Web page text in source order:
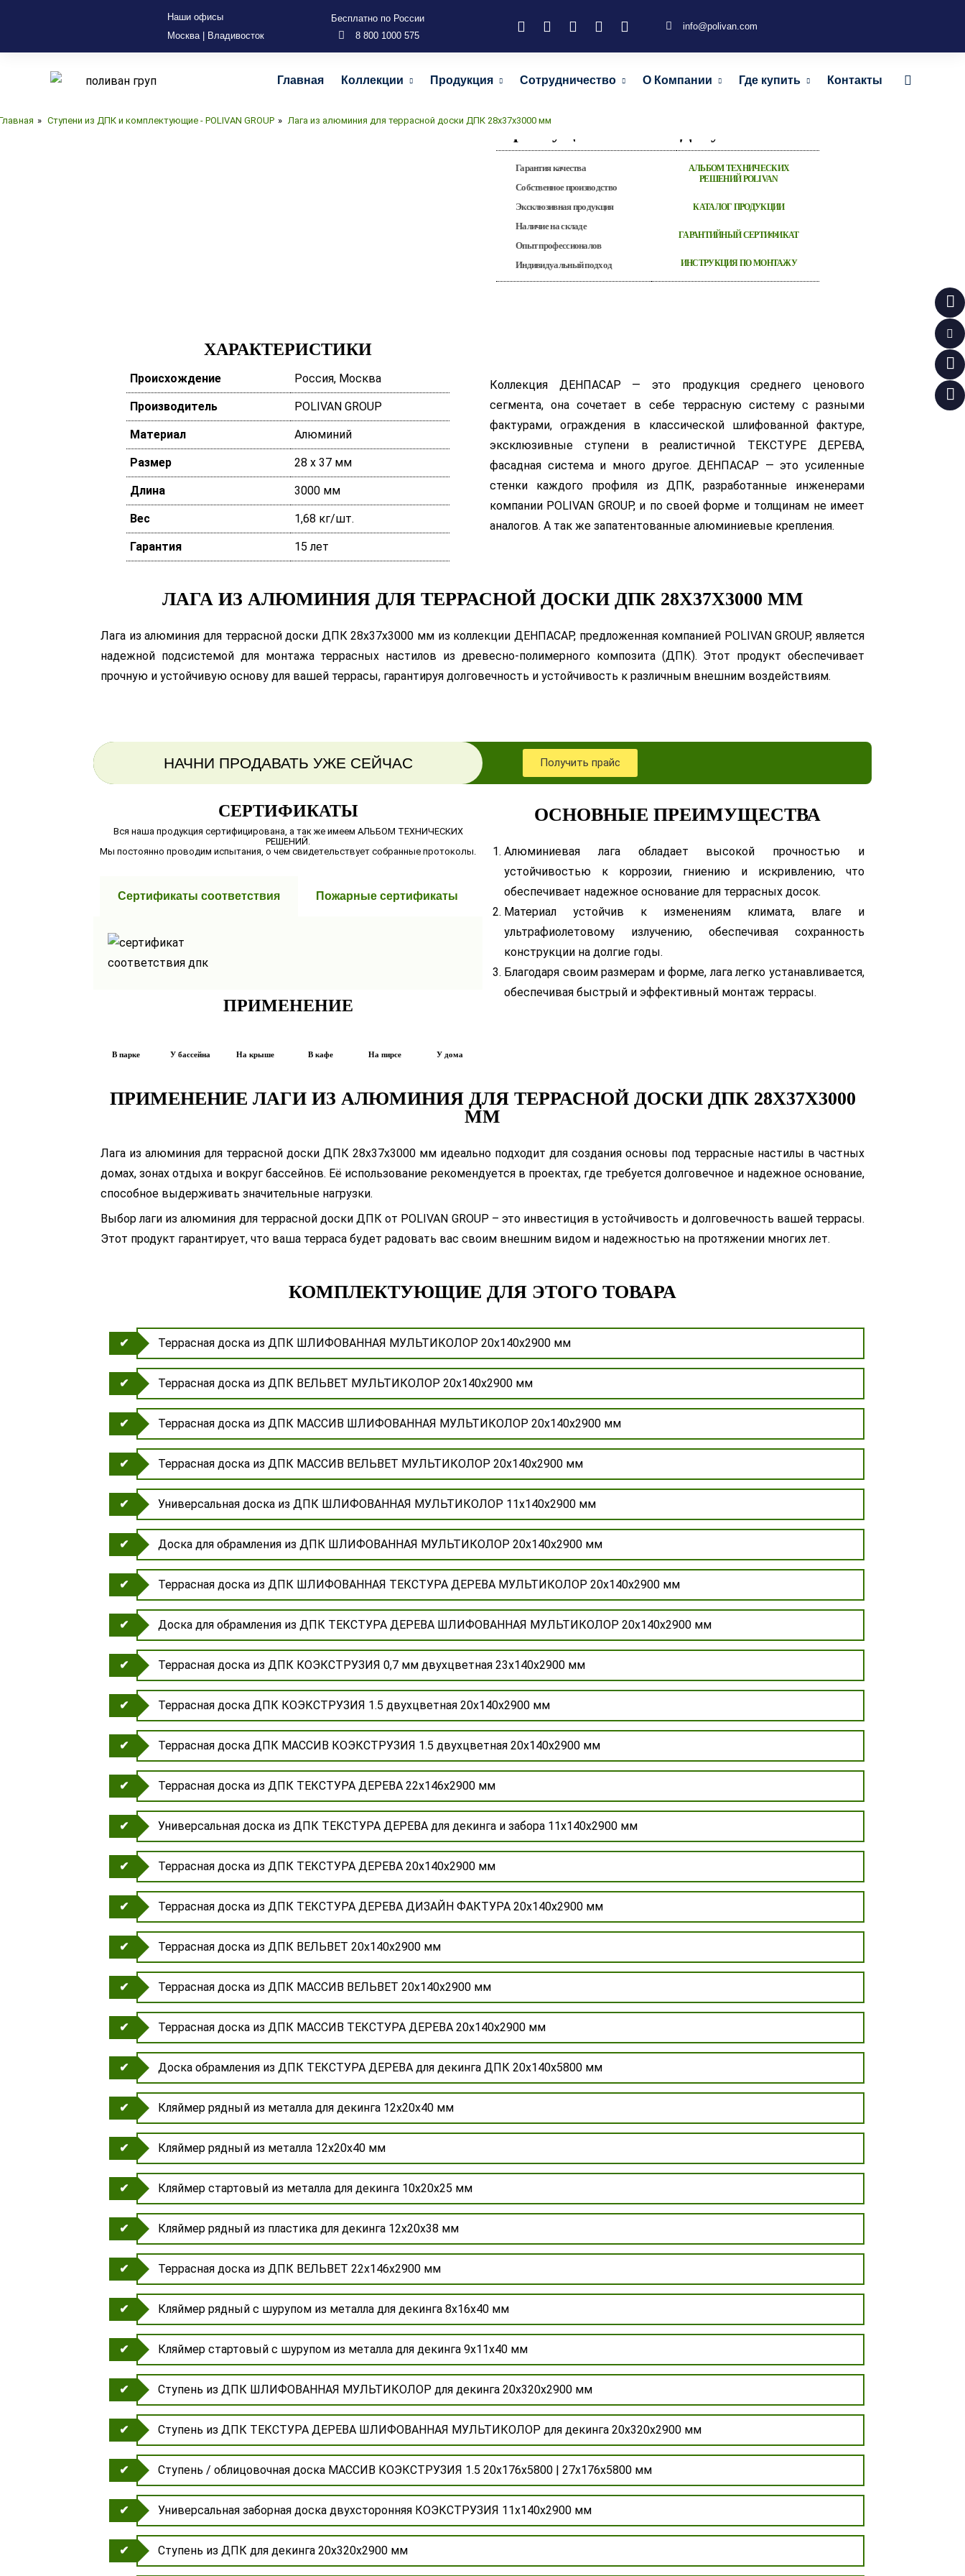
Наши офисы
Москва | Владивосток
Бесплатно по России
8 800 1000 575
info@polivan.com
Главная Коллекции Продукция Сотрудничество О Компании Где купить Контакты
» Ступени из ДПК и комплектующие - POLIVAN GROUP » Лага из алюминия для террасной доски ДПК 28х37х3000 мм
Лага из алюминия для террасной доски
ДПК 28х37х3000 мм
Гарантия качества
Собственное производство
Эксклюзивная продукция
Наличие на складе
Опыт профессионалов
Индивидуальный подход
АЛЬБОМ ТЕХНИЧЕСКИХ
РЕШЕНИЙ POLIVAN
КАТАЛОГ ПРОДУКЦИИ
ГАРАНТИЙНЫЙ СЕРТИФИКАТ
ИНСТРУКЦИЯ ПО МОНТАЖУ
ХАРАКТЕРИСТИКИ
Происхождение Россия, Москва
Производитель POLIVAN GROUP
Материал Алюминий
Размер 28 х 37 мм
Длина 3000 мм
Вес 1,68 кг/шт.
Гарантия 15 лет
Коллекция ДЕНПАСАР — это продукция среднего ценового
сегмента, она сочетает в себе террасную систему с разными
фактурами, ограждения в классической шлифованной фактуре,
эксклюзивные ступени в реалистичной ТЕКСТУРЕ ДЕРЕВА,
фасадная система и много другое. ДЕНПАСАР — это усиленные
стенки каждого профиля из ДПК, разработанные инженерами
компании POLIVAN GROUP, и по своей форме и толщинам не имеет
аналогов. А так же запатентованные алюминиевые крепления.
ЛАГА ИЗ АЛЮМИНИЯ ДЛЯ ТЕРРАСНОЙ ДОСКИ ДПК 28Х37Х3000 ММ
Лага из алюминия для террасной доски ДПК 28х37х3000 мм из коллекции ДЕНПАСАР, предложенная компанией POLIVAN GROUP, является
надежной подсистемой для монтажа террасных настилов из древесно-полимерного композита (ДПК). Этот продукт обеспечивает
прочную и устойчивую основу для вашей террасы, гарантируя долговечность и устойчивость к различным внешним воздействиям.
НАЧНИ ПРОДАВАТЬ УЖЕ СЕЙЧАС Получить прайс
СЕРТИФИКАТЫ
Вся наша продукция сертифицирована, а так же имеем АЛЬБОМ ТЕХНИЧЕСКИХ
РЕШЕНИЙ.
Мы постоянно проводим испытания, о чем свидетельствует собранные протоколы.
Сертификаты соответствия Пожарные сертификаты
ПРИМЕНЕНИЕ
В парке У бассейна На крыше В кафе На пирсе У дома
ОСНОВНЫЕ ПРЕИМУЩЕСТВА
Алюминиевая лага обладает высокой прочностью и
устойчивостью к коррозии, гниению и искривлению, что
обеспечивает надежное основание для террасных досок.
Материал устойчив к изменениям климата, влаге и
ультрафиолетовому излучению, обеспечивая сохранность
конструкции на долгие годы.
Благодаря своим размерам и форме, лага легко устанавливается,
обеспечивая быстрый и эффективный монтаж террасы.
ПРИМЕНЕНИЕ ЛАГИ ИЗ АЛЮМИНИЯ ДЛЯ ТЕРРАСНОЙ ДОСКИ ДПК 28Х37Х3000
ММ
Лага из алюминия для террасной доски ДПК 28х37х3000 мм идеально подходит для создания основы под террасные настилы в частных
домах, зонах отдыха и вокруг бассейнов. Её использование рекомендуется в проектах, где требуется долговечное и надежное основание,
способное выдерживать значительные нагрузки.
Выбор лаги из алюминия для террасной доски ДПК от POLIVAN GROUP – это инвестиция в устойчивость и долговечность вашей террасы.
Этот продукт гарантирует, что ваша терраса будет радовать вас своим внешним видом и надежностью на протяжении многих лет.
КОМПЛЕКТУЮЩИЕ ДЛЯ ЭТОГО ТОВАРА
Террасная доска из ДПК ШЛИФОВАННАЯ МУЛЬТИКОЛОР 20х140х2900 мм
Террасная доска из ДПК ВЕЛЬВЕТ МУЛЬТИКОЛОР 20х140х2900 мм
Террасная доска из ДПК МАССИВ ШЛИФОВАННАЯ МУЛЬТИКОЛОР 20х140х2900 мм
Террасная доска из ДПК МАССИВ ВЕЛЬВЕТ МУЛЬТИКОЛОР 20х140х2900 мм
Универсальная доска из ДПК ШЛИФОВАННАЯ МУЛЬТИКОЛОР 11х140х2900 мм
Доска для обрамления из ДПК ШЛИФОВАННАЯ МУЛЬТИКОЛОР 20х140х2900 мм
Террасная доска из ДПК ШЛИФОВАННАЯ ТЕКСТУРА ДЕРЕВА МУЛЬТИКОЛОР 20х140х2900 мм
Доска для обрамления из ДПК ТЕКСТУРА ДЕРЕВА ШЛИФОВАННАЯ МУЛЬТИКОЛОР 20х140х2900 мм
Террасная доска из ДПК КОЭКСТРУЗИЯ 0,7 мм двухцветная 23х140х2900 мм
Террасная доска ДПК КОЭКСТРУЗИЯ 1.5 двухцветная 20х140х2900 мм
Террасная доска ДПК МАССИВ КОЭКСТРУЗИЯ 1.5 двухцветная 20х140х2900 мм
Террасная доска из ДПК ТЕКСТУРА ДЕРЕВА 22х146х2900 мм
Универсальная доска из ДПК ТЕКСТУРА ДЕРЕВА для декинга и забора 11х140х2900 мм
Террасная доска из ДПК ТЕКСТУРА ДЕРЕВА 20х140х2900 мм
Террасная доска из ДПК ТЕКСТУРА ДЕРЕВА ДИЗАЙН ФАКТУРА 20х140х2900 мм
Террасная доска из ДПК ВЕЛЬВЕТ 20х140х2900 мм
Террасная доска из ДПК МАССИВ ВЕЛЬВЕТ 20х140х2900 мм
Террасная доска из ДПК МАССИВ ТЕКСТУРА ДЕРЕВА 20х140х2900 мм
Доска обрамления из ДПК ТЕКСТУРА ДЕРЕВА для декинга ДПК 20х140х5800 мм
Кляймер рядный из металла для декинга 12х20х40 мм
Кляймер рядный из металла 12х20х40 мм
Кляймер стартовый из металла для декинга 10х20х25 мм
Кляймер рядный из пластика для декинга 12х20х38 мм
Террасная доска из ДПК ВЕЛЬВЕТ 22х146х2900 мм
Кляймер рядный с шурупом из металла для декинга 8х16х40 мм
Кляймер стартовый с шурупом из металла для декинга 9х11х40 мм
Ступень из ДПК ШЛИФОВАННАЯ МУЛЬТИКОЛОР для декинга 20х320х2900 мм
Ступень из ДПК ТЕКСТУРА ДЕРЕВА ШЛИФОВАННАЯ МУЛЬТИКОЛОР для декинга 20х320х2900 мм
Ступень / облицовочная доска МАССИВ КОЭКСТРУЗИЯ 1.5 20х176х5800 | 27х176х5800 мм
Универсальная заборная доска двухсторонняя КОЭКСТРУЗИЯ 11х140х2900 мм
Ступень из ДПК для декинга 20х320х2900 мм